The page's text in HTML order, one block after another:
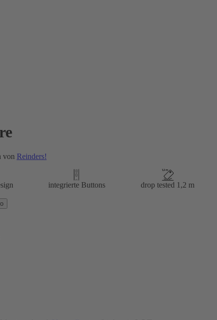
von Reinders!
integrierte Buttons
drop tested 1,2 m